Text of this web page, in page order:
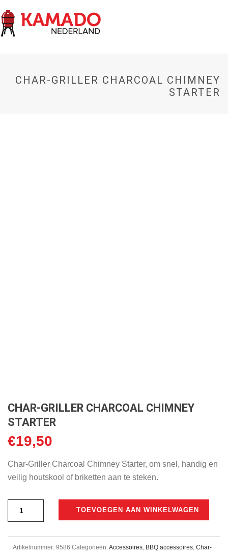
CHAR-GRILLER CHARCOAL CHIMNEY
STARTER
CHAR-GRILLER CHARCOAL CHIMNEY
STARTER
€19,50
Char-Griller Charcoal Chimney Starter, om snel, handig en
veilig houtskool of briketten aan te steken.
TOEVOEGEN AAN WINKELWAGEN
Artikelnummer: 9586 Categorieën:Accessoires BBQ accessoires Char-